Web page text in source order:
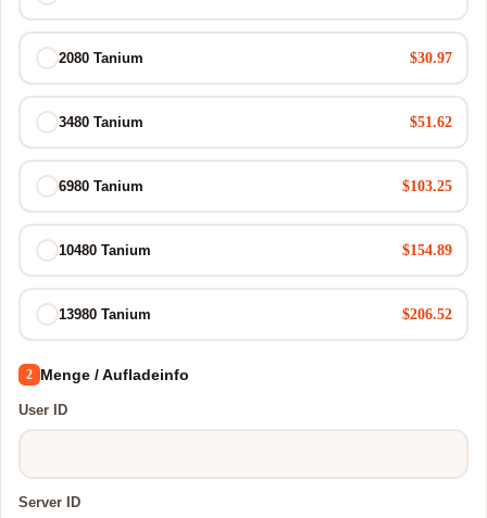
2080 Tanium $30.97
3480 Tanium $51.62
6980 Tanium $103.25
10480 Tanium $154.89
13980 Tanium $206.52
2 Menge / Aufladeinfo
User ID
Server ID